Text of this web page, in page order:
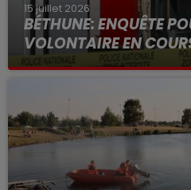
15 juillet 2026
BÉTHUNE: ENQUÊTE
VOLONTAIRE EN
Selon les premiers